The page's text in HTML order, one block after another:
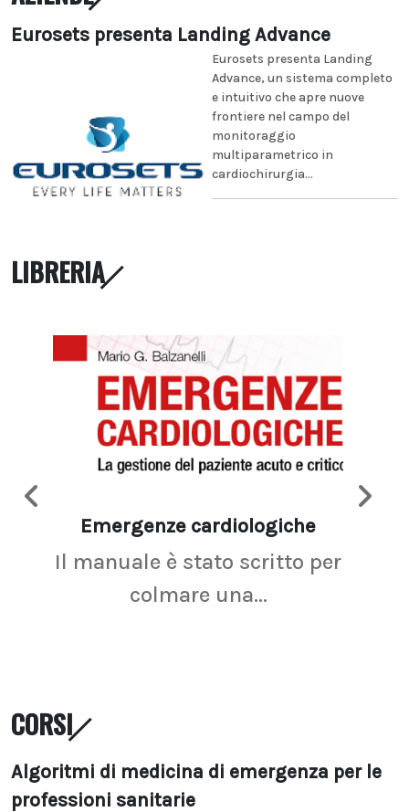
Eurosets presenta Landing Advance
Eurosets presenta Landing
Advance, un sistema completo
e intuitivo che apre nuove
frontiere nel campo del
monitoraggio
multiparametrico in
cardiochirurgia...
LIBRERIA
Emergenze cardiologiche
Il manuale è stato scritto per
colmare una...
CORSI
Algoritmi di medicina di emergenza per le
professioni sanitarie